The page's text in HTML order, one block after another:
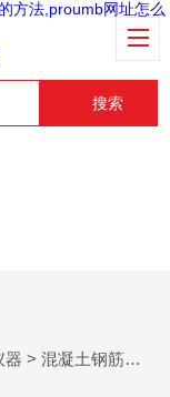
方法,proumb网址怎么
搜索
器 >混凝土钢筋握裹力试验装置